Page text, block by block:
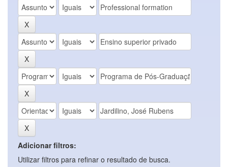
Adicionar filtros:
Utilizar filtros para refinar o resultado de busca.